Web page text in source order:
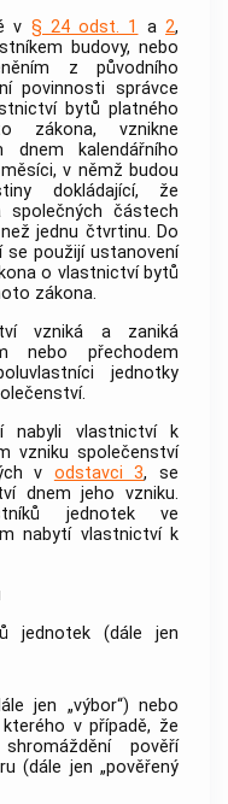
v § 24 odst. 1 a2,
budovy, nebo
z původního
povinnosti správce
bytů platného
zákona, vznikne
dnem kalendářního
v němž budou
dokládající, že
společných částech
jednu čtvrtinu. Do
se použijí ustanovení
o vlastnictví bytů
zákona.
vzniká a zaniká
nebo přechodem
jednotky
nabyli vlastnictví k
vzniku společenství
v odstavci 3, se
dnem jeho vzniku.
jednotekve
nabytí vlastnictví k
jednotek(dále jen
jen „výbor“) nebo
v případě, že
pověří
(dále jen „pověřený